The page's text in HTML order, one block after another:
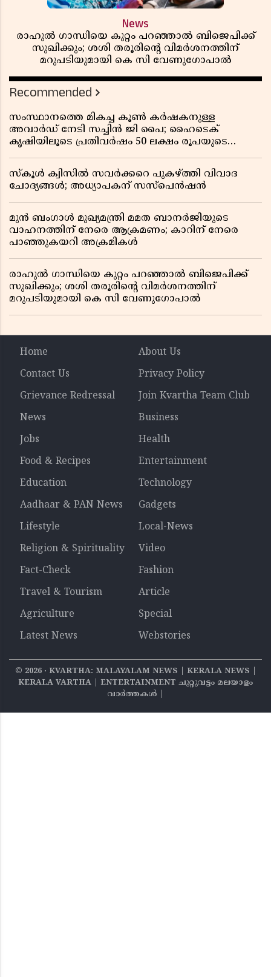
News
രാഹുൽ ഗാന്ധിയെ കുറ്റം പറഞ്ഞാൽ ബിജെപിക്ക്
സുഖിക്കും; ശശി തരൂരിന്റെ വിമർശനത്തിന്
മറുപടിയുമായി കെ സി വേണുഗോപാൽ
Recommended
സംസ്ഥാനത്തെ മികച്ച കൂൺ കർഷകനുള്ള
അവാർഡ് നേടി സച്ചിൻ ജി പൈ; ഹൈടെക്
കൃഷിയിലൂടെ പ്രതിവർഷം 50 ലക്ഷം രൂപയുടെ
സ്കൂൾ ക്വിസിൽ സവർക്കറെ പുകഴ്ത്തി വിവാദ
ചോദ്യങ്ങൾ; അധ്യാപകന് സസ്പെൻഷൻ
മുൻ ബംഗാൾ മുഖ്യമന്ത്രി മമത ബാനർജിയുടെ
വാഹനത്തിന് നേരെ ആക്രമണം; കാറിന് നേരെ
പാഞ്ഞുകയറി അക്രമികൾ
രാഹുൽ ഗാന്ധിയെ കുറ്റം പറഞ്ഞാൽ ബിജെപിക്ക്
സുഖിക്കും; ശശി തരൂരിന്റെ വിമർശനത്തിന്
മറുപടിയുമായി കെ സി വേണുഗോപാൽ
Home
About Us
Contact Us
Privacy Policy
Grievance Redressal
Join Kvartha Team Club
News
Business
Jobs
Health
Food & Recipes
Entertainment
Education
Technology
Aadhaar & PAN News
Gadgets
Lifestyle
Local-News
Religion & Spirituality
Video
Fact-Check
Fashion
Travel & Tourism
Article
Agriculture
Special
Latest News
Webstories
© 2026‧ KVARTHA: MALAYALAM NEWS | KERALA NEWS |
KERALA VARTHA | ENTERTAINMENT ചുറ്റുവട്ടം മലയാളം
വാര്‍ത്തകൾ |